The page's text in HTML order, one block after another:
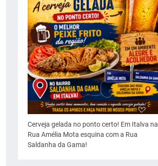
Cerveja gelada no ponto certo! Em Italva na
Rua Amélia Mota esquina com a Rua
Saldanha da Gama!